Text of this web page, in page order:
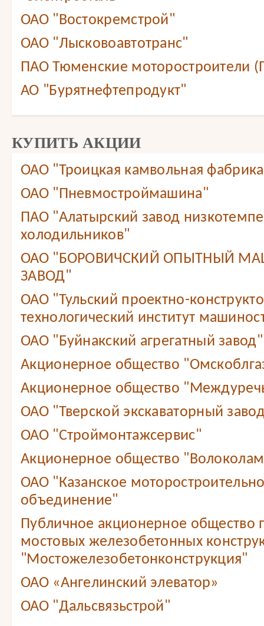
ОАО "Востокремстрой"
ОАО "Лысковоавтотранс"
ПАО Тюменские моторостроители
АО "Бурятнефтепродукт"
КУПИТЬ АКЦИИ
ОАО "Троицкая камвольная
ОАО "Пневмостроймашина"
ПАО "Алатырский завод
холодильников"
ОАО "БОРОВИЧСКИЙ ОПЫТНЫЙ
ЗАВОД"
ОАО "Тульский проектно-
технологический институт
ОАО "Буйнакский агрегатный завод"
Акционерное общество
Акционерное общество
ОАО "Тверской экскаваторный
ОАО "Строймонтажсервис"
Акционерное общество
ОАО "Казанское
объединение"
Публичное акционерное общество
мостовых железобетонных
"Мостожелезобетонконструкция"
ОАО «Ангелинский элеватор»
ОАО "Дальсвязьстрой"